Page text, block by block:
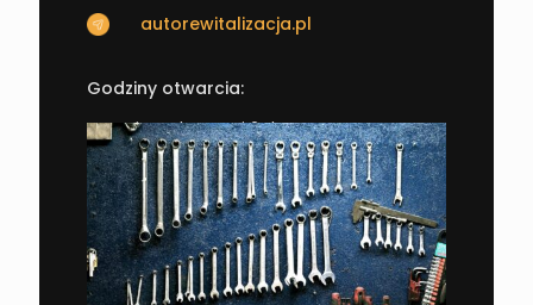
autorewitalizacja.pl
Godziny otwarcia:
Jesteśmy dostępni 24h